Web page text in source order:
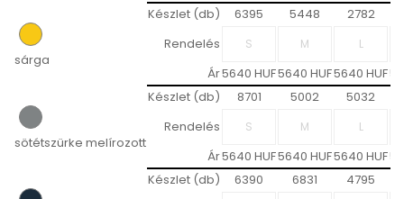
sárga
Készlet (db) 6395 5448
2782
Rendelés
Ár5640 HUF5640 HUF5640 HUF
sötétszürke melírozott
Készlet (db) 8701 5002 5032
Rendelés
Ár5640 HUF5640 HUF5640 HUF
Készlet (db) 6390 6831
4795